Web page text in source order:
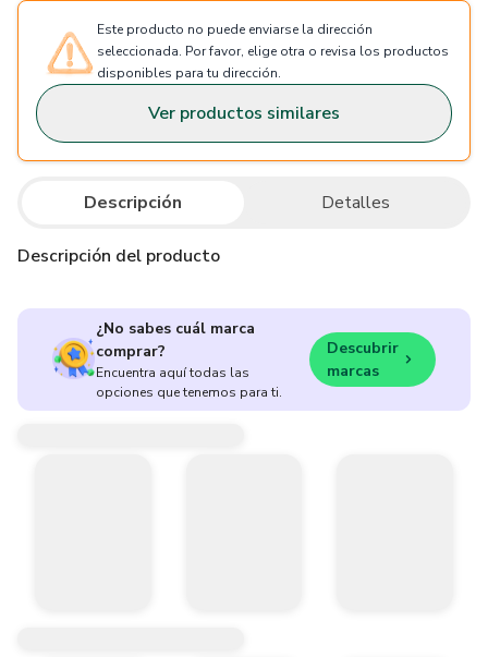
Este producto no puede enviarse la dirección
seleccionada. Por favor, elige otra o revisa los productos
disponibles para tu dirección.
Ver productos similares
Descripción Detalles
Descripción del producto
¿No sabes cuál marca
comprar?
Encuentra aquí todas las
opciones que tenemos para ti.
Descubrir
marcas